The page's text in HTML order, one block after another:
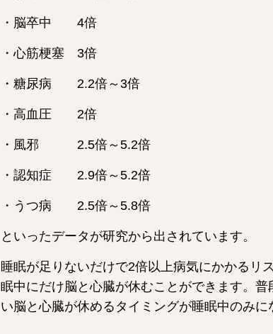
・脳卒中 4倍
・心筋梗塞 3倍
・糖尿病 2.2倍～3倍
・高血圧 2倍
・風邪 2.5倍～5.2倍
・認知症 2.9倍～5.2倍
・うつ病 2.5倍～5.8倍
といったデータが研究から出されています。
睡眠が足りないだけで2倍以上病気にかかるリ
眠中にだけ脳と心臓が休むことができます。
い脳と心臓が休めるタイミングが睡眠中のみに